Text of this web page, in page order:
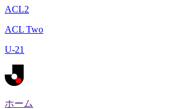
ACL2
ACL Two
U-21
ホーム